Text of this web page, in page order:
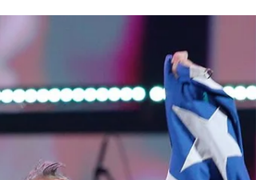
El DJ escocés estuvo acompañado por Marc
público chileno se reencontró con Calvin
Harris,...